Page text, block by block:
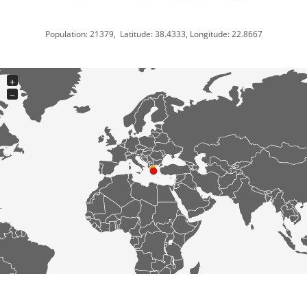
Population: 21379, Latitude: 38.4333, Longitude: 22.8667
+
−